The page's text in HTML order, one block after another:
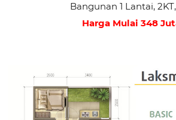
Bangunan 1 Lantai,
Harga Mulai 348